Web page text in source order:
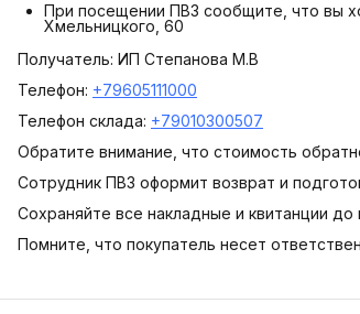
При посещении ПВЗ сообщите, что вы
Хмельницкого, 60
Получатель: ИП Степанова М.В
Телефон: +79605111000
Телефон склада: +79010300507
Обратите внимание, что стоимость
Сотрудник ПВЗ оформит возврат и
Сохраняйте все накладные и квитанции
Помните, что покупатель несет